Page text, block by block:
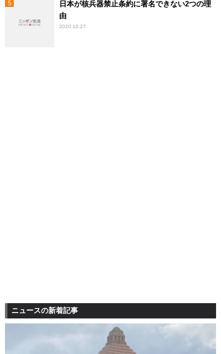
日本が核兵器禁止条約に署名できない2つの理
由
2020.10.27
ニュースの新着記事